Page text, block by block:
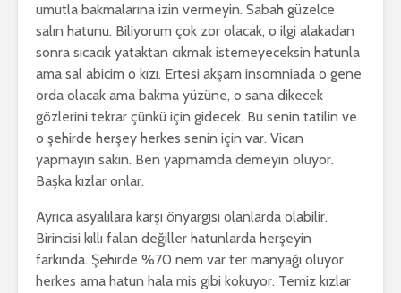
umutla bakmalarına izin vermeyin. Sabah güzelce
salın hatunu. Biliyorum çok zor olacak, o ilgi alakadan
sonra sıcacık yataktan cıkmak istemeyeceksin hatunla
ama sal abicim o kızı. Ertesi akşam insomniada o gene
orda olacak ama bakma yüzüne, o sana dikecek
gözlerini tekrar çünkü için gidecek. Bu senin tatilin ve
o şehirde herşey herkes senin için var. Vican
yapmayın sakın. Ben yapmamda demeyin oluyor.
Başka kızlar onlar.
Ayrıca asyalılara karşı önyargısı olanlarda olabilir.
Birincisi kıllı falan değiller hatunlarda herşeyin
farkında. Şehirde %70 nem var ter manyağı oluyor
herkes ama hatun hala mis gibi kokuyor. Temiz kızlar